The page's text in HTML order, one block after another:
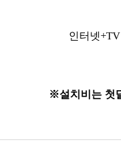
인터넷
※설치비는 첫